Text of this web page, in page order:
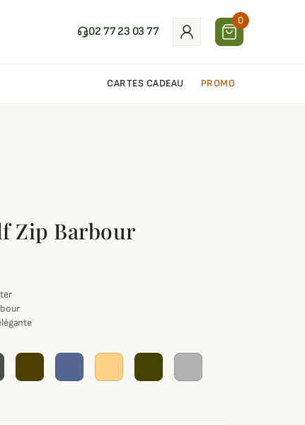
02 77 23 03 77
0
CARTES CADEAU PROMO
Zip Barbour